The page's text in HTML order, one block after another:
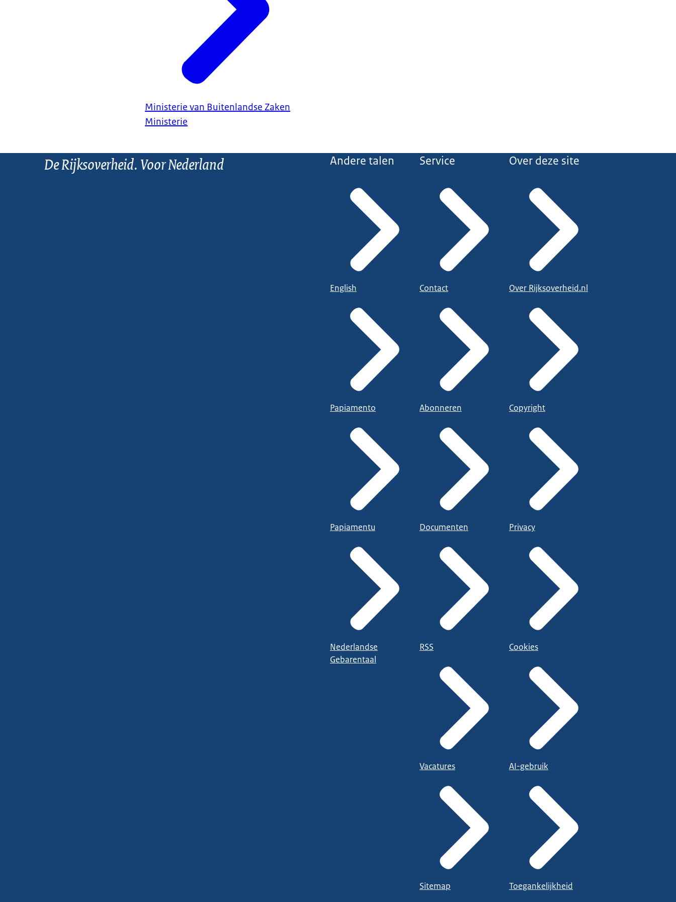
Ministerie van Buitenlandse Zaken
Ministerie
De Rijksoverheid. Voor Nederland Andere talen
English
Papiamento
Papiamentu
Nederlandse
Gebarentaal
Service
Contact
Abonneren
Documenten
RSS
Vacatures
Sitemap
Over deze site
Over Rijksoverheid.nl
Copyright
Privacy
Cookies
AI-gebruik
Toegankelijkheid